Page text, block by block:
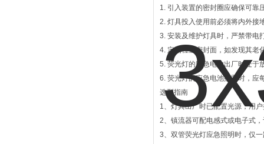
1. 引入装置的密封圈应确保可靠
2. 灯具投入使用前必须将内外接
3. 安装及维护灯具时，严禁带电
4. 定期检查密封面，如发现其老
5. 荧光灯的应急电池出厂时处于
6. 荧光灯的应急电池搁置时，应
选型指南
1、灯具出厂时已配置光源，用
2、镇流器可配电感式或电子式
3、双管荧光灯应急照明时，仅